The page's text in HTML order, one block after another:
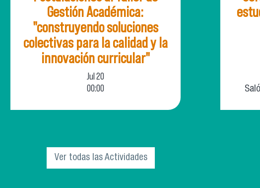
Gestión Académica:
"construyendo soluciones
colectivas para la calidad y la
innovación curricular"
Jul 20
00:00
Ver todas las Actividades